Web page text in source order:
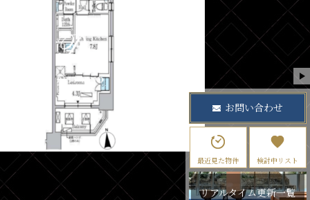
お問い合わせ
最近見た物件 検討中リスト
リアルタイム更新一覧